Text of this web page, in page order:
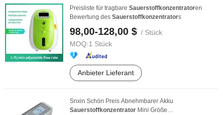
Preisliste für tragbare Sauerstoffkonzentratoren
Bewertung des Sauerstoffkonzentrators
98,00-128,00 $ / Stück
MOQ:1 Stück
Anbieter Lieferant
Snxin Schön Preis Abnehmbarer Akku
Sauerstoffkonzentrator Mini Größe